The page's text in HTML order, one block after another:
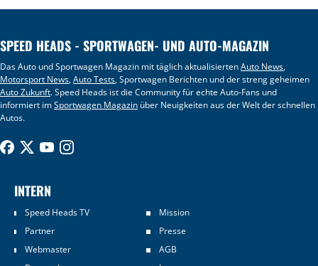
SPEED HEADS - SPORTWAGEN- UND AUTO-MAGAZIN
Das Auto und Sportwagen Magazin mit täglich aktualisiertenAuto News,
Motorsport News,Auto Tests, Sportwagen Berichten und der streng geheimen
Auto Zukunft. Speed Heads ist die Community für echte Auto-Fans und
informiert imSportwagen Magazin über Neuigkeiten aus der Welt der schnellen
Autos.
INTERN
Speed Heads TV
Mission
Partner
Presse
Webmaster
AGB